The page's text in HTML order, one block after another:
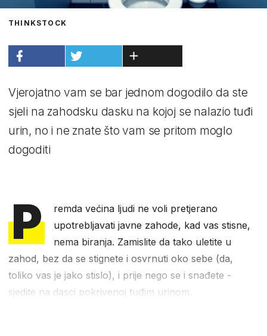
THINKSTOCK
Vjerojatno vam se bar jednom dogodilo da ste
sjeli na zahodsku dasku na kojoj se nalazio tuđi
urin, no i ne znate što vam se pritom moglo
dogoditi
P
remda većina ljudi ne voli pretjerano
upotrebljavati javne zahode, kad vas stisne,
nema biranja. Zamislite da tako uletite u
zahod, bez da se stignete i osvrnuti oko sebe (da,
toliko vas je jako stislo), i prije nego se i snađete -
sjedite na dasci pokrivenoj tuđim urinom.